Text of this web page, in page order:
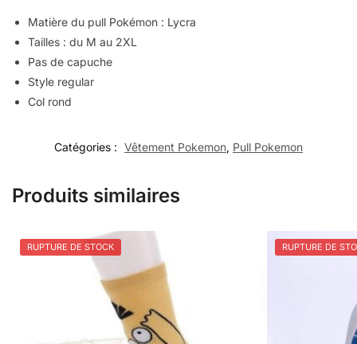
Matière du pull Pokémon : Lycra
Tailles : du M au 2XL
Pas de capuche
Style regular
Col rond
Catégories : Vêtement Pokemon, Pull Pokemon
Produits similaires
RUPTURE DE STOCK RUPTURE DE